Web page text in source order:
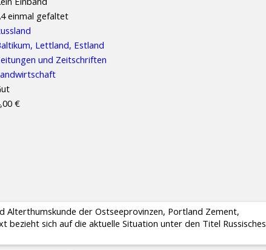
einmal gefaltet
Lettland, Estland
und Zeitschriften
€
Alterthumskunde der Ostseeprovinzen, Portland Zement,
sich auf die aktuelle Situation unter den Titel Russisches